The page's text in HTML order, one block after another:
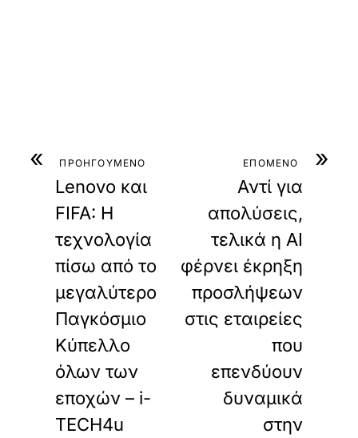
« ΠΡΟΗΓΟΥΜΕΝΟ
Lenovo και
FIFA: Η
τεχνολογία
πίσω από το
μεγαλύτερο
Παγκόσμιο
Κύπελλο
όλων των
εποχών – i-
TECH4u
»
ΕΠΟΜΕΝΟ
Αντί για
απολύσεις,
τελικά η AI
φέρνει έκρηξη
προσλήψεων
στις εταιρείες
που
επενδύουν
δυναμικά
στην